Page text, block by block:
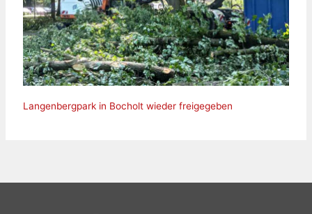
Langenbergpark in Bocholt wieder freigegeben